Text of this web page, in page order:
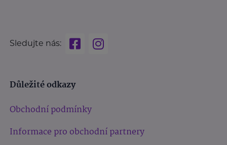
Sledujte nás:
Důležité odkazy
Obchodní podmínky
Informace pro obchodní partnery